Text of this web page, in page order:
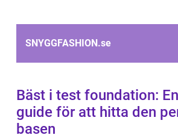
SNYGGFASHION.se
Bäst i test foundation:
guide för att hitta den
basen